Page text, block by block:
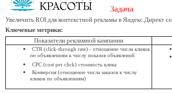
Задача
Увеличить ROI для контекстной рекламы в Яндекс.Директ
Ключевые метрики:
Показатели рекламной кампании
СTR (сlick-through rate) - отношение числа кликов
по объявлениям к числу показов объявлений
CPC (cost per click) стоимость клика
Конверсия (отношение числа заказов к числу
кликов по объявлениям)